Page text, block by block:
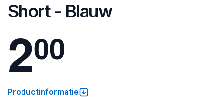
Short - Blauw
200
Productinformatie